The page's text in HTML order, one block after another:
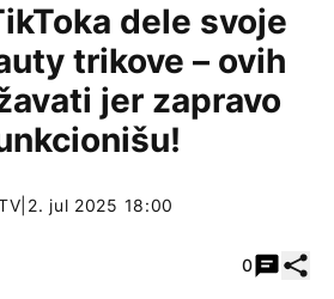
dele svoje
trikove – ovih
jer zapravo
2. jul 2025 18:00
0